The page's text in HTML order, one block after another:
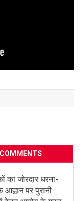
COMMENTS
का जोरदार धरना-
पर पुरानी